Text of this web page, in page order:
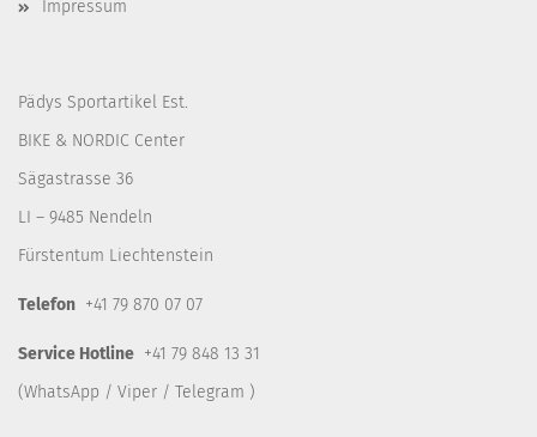
Impressum
Pädys Sportartikel Est.
BIKE & NORDIC Center
Sägastrasse 36
LI – 9485 Nendeln
Fürstentum Liechtenstein
Telefon +41 79 870 07 07
Service Hotline +41 79 848 13 31
(WhatsApp / Viper / Telegram )